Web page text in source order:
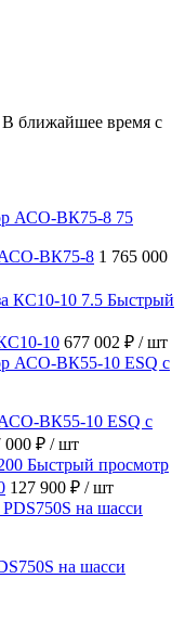
ближайшее время с
АСО-ВК75-8 1 765 000
Быстрый
10 677 002 ₽ / шт
ВК55-10 ESQ с
000 ₽ / шт
Быстрый просмотр
127 900 ₽ / шт
на шасси